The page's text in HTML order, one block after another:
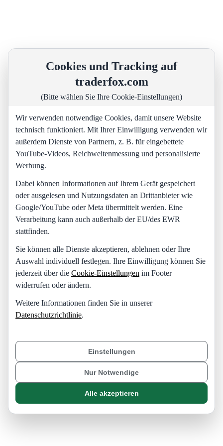
Cookies und Tracking auf
traderfox.com
(Bitte wählen Sie Ihre Cookie-Einstellungen)
Wir verwenden notwendige Cookies, damit unsere Website
technisch funktioniert. Mit Ihrer Einwilligung verwenden wir
außerdem Dienste von Partnern, z. B. für eingebettete
YouTube-Videos, Reichweitenmessung und personalisierte
Werbung.
Dabei können Informationen auf Ihrem Gerät gespeichert
oder ausgelesen und Nutzungsdaten an Drittanbieter wie
Google/YouTube oder Meta übermittelt werden. Eine
Verarbeitung kann auch außerhalb der EU/des EWR
stattfinden.
Sie können alle Dienste akzeptieren, ablehnen oder Ihre
Auswahl individuell festlegen. Ihre Einwilligung können Sie
jederzeit über die Cookie-Einstellungen im Footer
widerrufen oder ändern.
Weitere Informationen finden Sie in unserer
Datenschutzrichtlinie.
Einstellungen
Nur Notwendige
Alle akzeptieren